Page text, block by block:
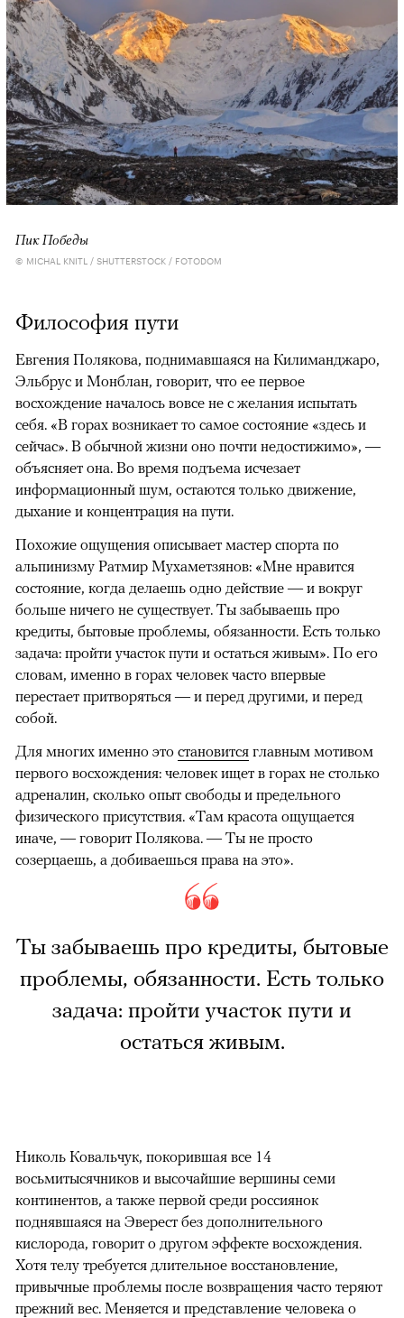
Пик Победы
© MICHAL KNITL / SHUTTERSTOCK / FOTODOM
Философия пути
Евгения Полякова, поднимавшаяся на Килиманджаро,
Эльбрус и Монблан, говорит, что ее первое
восхождение началось вовсе не с желания испытать
себя. «В горах возникает то самое состояние «здесь и
сейчас». В обычной жизни оно почти недостижимо», —
объясняет она. Во время подъема исчезает
информационный шум, остаются только движение,
дыхание и концентрация на пути.
Похожие ощущения описывает мастер спорта по
альпинизму Ратмир Мухаметзянов: «Мне нравится
состояние, когда делаешь одно действие — и вокруг
больше ничего не существует. Ты забываешь про
кредиты, бытовые проблемы, обязанности. Есть только
задача: пройти участок пути и остаться живым». По его
словам, именно в горах человек часто впервые
перестает притворяться — и перед другими, и перед
собой.
Для многих именно это становится главным мотивом
первого восхождения: человек ищет в горах не столько
адреналин, сколько опыт свободы и предельного
физического присутствия. «Там красота ощущается
иначе, — говорит Полякова. — Ты не просто
созерцаешь, а добиваешься права на это».
Ты забываешь про кредиты, бытовые
проблемы, обязанности. Есть только
задача: пройти участок пути и
остаться живым.
Николь Ковальчук, покорившая все 14
восьмитысячников и высочайшие вершины семи
континентов, а также первой среди россиянок
поднявшаяся на Эверест без дополнительного
кислорода, говорит о другом эффекте восхождения.
Хотя телу требуется длительное восстановление,
привычные проблемы после возвращения часто теряют
прежний вес. Меняется и представление человека о